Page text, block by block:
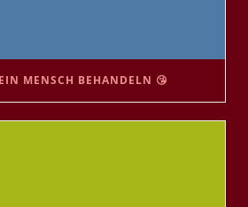
MENSCH BEHANDELN 😘